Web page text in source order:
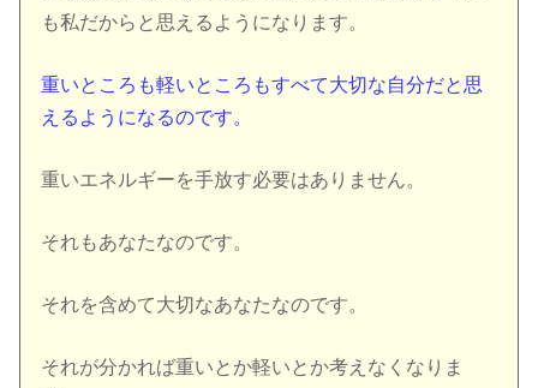
も私だからと思えるようになります。
重いところも軽いところもすべて大切な自分だと思
えるようになるのです。
重いエネルギーを手放す必要はありません。
それもあなたなのです。
それを含めて大切なあなたなのです。
それが分かれば重いとか軽いとか考えなくなりま